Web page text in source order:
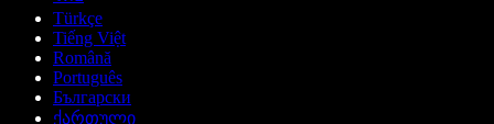
Türkçe
Tiếng Việt
Română
Português
Български
ქართული